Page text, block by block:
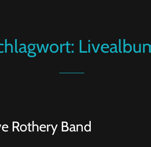
Rothery Band